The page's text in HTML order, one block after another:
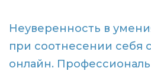
Неуверенность в
при соотнесении себя
онлайн.